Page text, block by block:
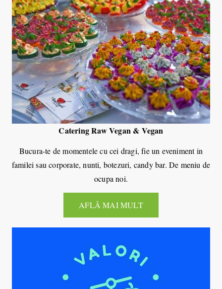
Catering Raw Vegan & Vegan
Bucura-te de momentele cu cei dragi, fie un eveniment in
familei sau corporate, nunti, botezuri, candy bar. De meniu de
ocupa noi.
AFLĂ MAI MULT